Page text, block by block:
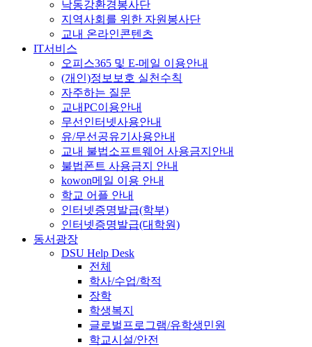
낙동강환경봉사단
지역사회를 위한 자원봉사단
교내 온라인콘텐츠
IT서비스
오피스365 및 E-메일 이용안내
(개인)정보보호 실천수칙
자주하는 질문
교내PC이용안내
무선인터넷사용안내
유/무선공유기사용안내
교내 불법소프트웨어 사용금지안내
불법폰트 사용금지 안내
kowon메일 이용 안내
학교 어플 안내
인터넷증명발급(학부)
인터넷증명발급(대학원)
동서광장
DSU Help Desk
전체
학사/수업/학적
장학
학생복지
글로벌프로그램/유학생민원
학교시설/안전